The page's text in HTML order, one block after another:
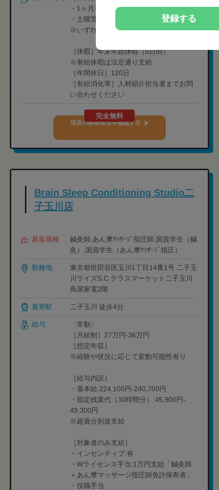
・1ヶ月単位のシフト制
・土曜営業店舗以外は、基本土日休み
※いずれは週6日営業日に変えていく
［休暇］年末年始休暇（5日間）
※有給休暇は法定通り支給
［年間休日］120日
［有給消化率］人材紹介担当者までお問
い合わせください
完全無料
現在の募集要項を確認する
Brain Sleep Conditioning Studio二
子玉川店
募集職種
鍼灸師,あん摩ﾏｯｻｰｼﾞ指圧師,国資学生（鍼
灸）,国資学生（あん摩ﾏｯｻｰｼﾞ指圧）
勤務地
東京都世田谷区玉川1丁目14番1号 二子玉
川ライズS.C.テラスマーケット二子玉川
蔦屋家電2階
最寄駅 二子玉川 徒歩4分
給与
〈常勤〉
［月給制］27万円-36万円
［想定年収］
※経験や状況に応じて変動可能性有り
［給与内訳］
・基本給:224,100円-240,700円
・固定残業代（30時間分）:45,900円-
49,300円
※超過分別途支給
［対象者のみ支給］
・インセンティブ:有
・Wライセンス手当:1万円支給「鍼灸師
＋あん摩マッサージ指圧師免許保有者」
・役職手当
登録する